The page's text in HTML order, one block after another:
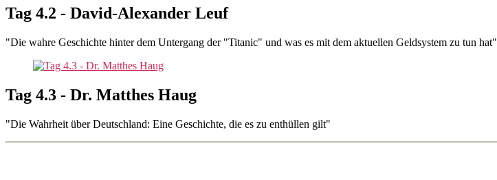
Tag 4.2 - David-Alexander Leuf
"Die wahre Geschichte hinter dem Untergang der "Titanic" und was es mit dem aktuellen Geldsystem zu tun hat"
Tag 4.3 - Dr. Matthes Haug
"Die Wahrheit über Deutschland: Eine Geschichte, die es zu enthüllen gilt"